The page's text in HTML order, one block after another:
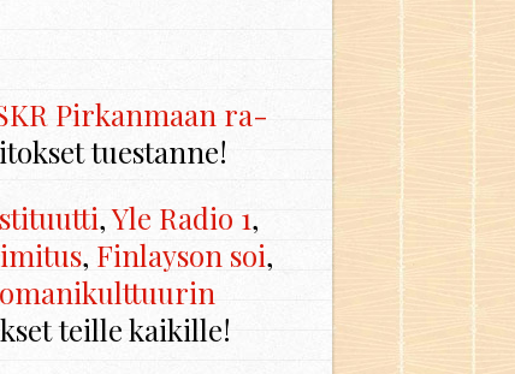
Pir­kan­maan ra­
tues­tan­ne!
,Yle Radio 1,
, Fin­lay­son soi,
teil­le kai­kil­le!